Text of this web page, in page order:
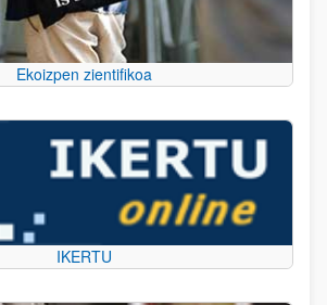
Ekoizpen zientifikoa
IKERTU